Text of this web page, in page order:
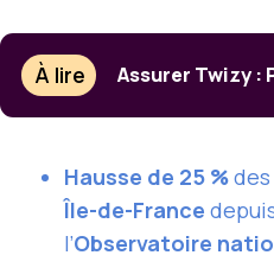
À lire Assurer Twizy :
Hausse de 25 %
Île-de-France
l’Observatoire